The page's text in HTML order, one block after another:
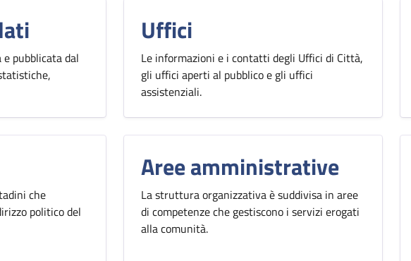
pubblicata dal
Uffici
Le informazioni e i contatti degli Uffici di Città,
gli uffici aperti al pubblico e gli uffici
assistenziali.
che
politico del
Aree amministrative
La struttura organizzativa è suddivisa in aree
di competenze che gestiscono i servizi erogati
alla comunità.